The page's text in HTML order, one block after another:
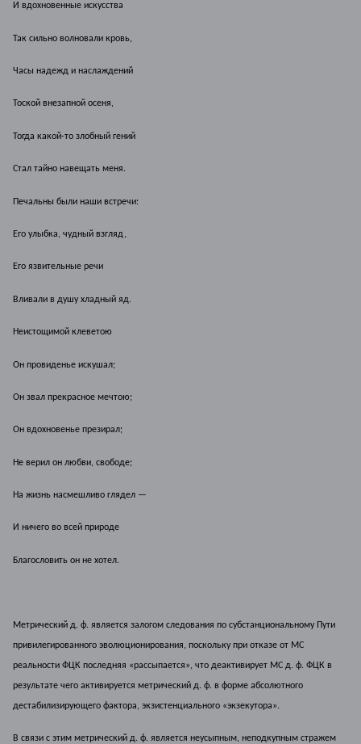
И вдохновенные искусства
Так сильно волновали кровь,
Часы надежд и наслаждений
Тоской внезапной осеня,
Тогда какой-то злобный гений
Стал тайно навещать меня.
Печальны были наши встречи:
Его улыбка, чудный взгляд,
Его язвительные речи
Вливали в душу хладный яд.
Неистощимой клеветою
Он провиденье искушал;
Он звал прекрасное мечтою;
Он вдохновенье презирал;
Не верил он любви, свободе;
На жизнь насмешливо глядел —
И ничего во всей природе
Благословить он не хотел.
Метрический д. ф. является залогом следования по субстанциональному Пути
привилегированного эволюционирования, поскольку при отказе от МС
реальности ФЦК последняя «рассыпается», что деактивирует МС д. ф. ФЦК в
результате чего активируется метрический д. ф. в форме абсолютного
дестабилизирующего фактора, экзистенциального «экзекутора».
В связи с этим метрический д. ф. является неусыпным, неподкупным стражем